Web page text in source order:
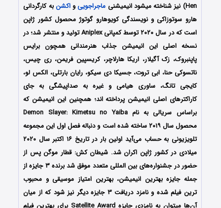
Hen) نیز شناخته میشود انیمیشنی
ماجراجوییواکشنبه کارگردانی
هارو سوتوزاکی و نویسندگی کویوهارو گوتوژ محصول کشور ژاپن
است که در سال ۲۰۲۰ توسط کمپانی Aniplex تولید و منتشر شد؛ در
نسخه اصلی این انیمیشن جذاب هنرمندانی همچون برایس
پاپنبروک، زک آگیلار، اریکا هارلاچر، کریسپین فریمن، ری چیس،
ناتسوکی حنا، ابی تروت، جسیکا دی سیکو، رایان بارتلی، الکس لو،
کایجی تانگ، ساوری هیامی و غیره به صداپیشگی به جای
کاراکترهای اصلی انیمیشن پرداخته اند؛ همچنین این انیمیشن که
براساس سریالی به نام Demon Slayer: Kimetsu no Yaiba
محصول سال ۲۰۱۹ ساخته شده است و دنباله فصل اول این مجموعه
تلویزیونی به حساب می‌آید اولین بار در تاریخ ۱۶ اکتبر سال ۲۰۲۰
میلادی در کشور ژاپن اکران شد. شیطان کش: قطار موگن پس از
حضور در جشنواره‌های بین المللی متعدد موفق شد برنده ۳ جایزه از
جمله جایزه بهترین انیمیشن، بهترین امتیاز موسیقی و محبوب
ترین فیلم شده و نامزد دریافت ۳ جایزه دیگر نیز شود که از میان
آن‌ها میتوان به نامزدی جایزه Satellite Award برای بهترین فیلم